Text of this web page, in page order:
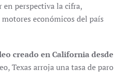
en perspectiva la cifra,
económicos del país
creado en California desde
Texas arroja una tasa de paro